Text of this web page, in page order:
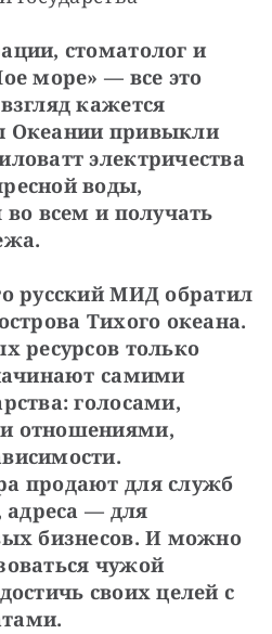
стоматолог и
море» — все это
кажется
Океании привыкли
электричества
воды,
во всем и получать
русский МИД обратил
Тихого океана.
ресурсов только
самими
голосами,
отношениями,
продают для служб
адреса — для
бизнесов. И можно
чужой
своих целей с